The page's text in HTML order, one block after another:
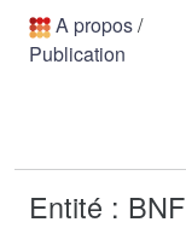
A propos/
Publication
Entité : BNF